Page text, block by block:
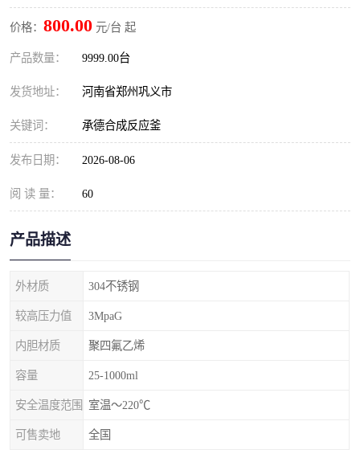
价格： 800.00 元/台 起
产品数量： 9999.00台
发货地址： 河南省郑州巩义市
关键词： 承德合成反应釜
发布日期： 2026-08-06
阅 读 量： 60
产品描述
外材质 304不锈钢
较高压力值 3MpaG
内胆材质 聚四氟乙烯
容量 25-1000ml
安全温度范围 室温～220℃
可售卖地 全国